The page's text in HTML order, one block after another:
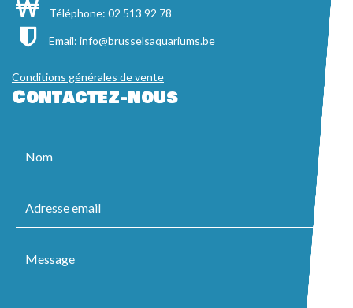
Téléphone: 02 513 92 78
Email: info@brusselsaquariums.be
Conditions générales de vente
Contactez-nous